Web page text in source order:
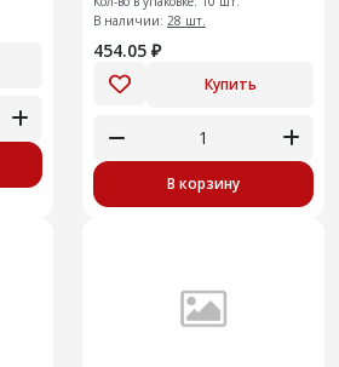
В наличии: 28 шт.
454.05 ₽
Купить
В корзину